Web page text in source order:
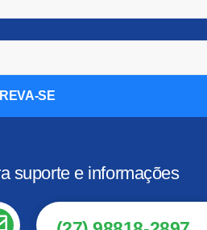
SE
suporte e informações